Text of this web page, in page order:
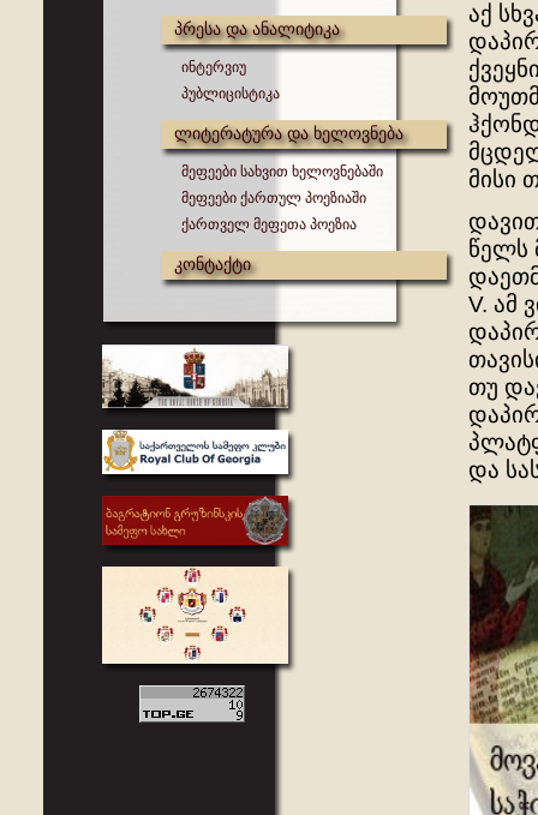
პრესა და ანალიტიკა
ინტერვიუ
პუბლიცისტიკა
ლიტერატურა და ხელოვნება
მეფეები სახვით ხელოვნებაში
მეფეები ქართულ პოეზიაში
ქართველ მეფეთა პოეზია
კონტაქტი
აქ
მისი
წელს
V. ამ
თუ
და